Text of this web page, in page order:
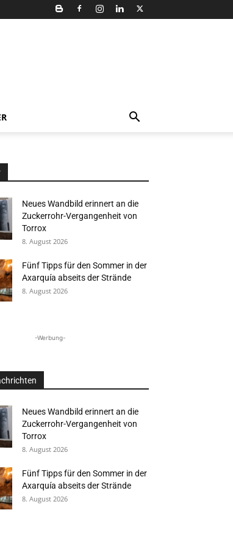
Neues Wandbild erinnert an die
Zuckerrohr-Vergangenheit von
Torrox
8. August 2026
Fünf Tipps für den Sommer in der
Axarquía abseits der Strände
8. August 2026
-Werbung-
Neues Wandbild erinnert an die
Zuckerrohr-Vergangenheit von
Torrox
8. August 2026
Fünf Tipps für den Sommer in der
Axarquía abseits der Strände
8. August 2026